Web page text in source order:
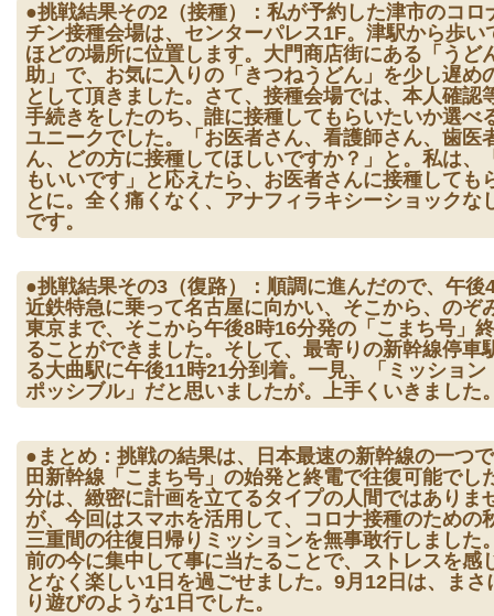
●挑戦結果その2（接種）：私が予約した津市のコロ
チン接種会場は、センターパレス1F。津駅から歩い
ほどの場所に位置します。大門商店街にある「うど
助」で、お気に入りの「きつねうどん」を少し遅め
として頂きました。さて、接種会場では、本人確認
手続きをしたのち、誰に接種してもらいたいか選べ
ユニークでした。「お医者さん、看護師さん、歯医
ん、どの方に接種してほしいですか？」と。私は、
もいいです」と応えたら、お医者さんに接種しても
とに。全く痛くなく、アナフィラキシーショックな
です。
●挑戦結果その3（復路）：順調に進んだので、午後
近鉄特急に乗って名古屋に向かい、そこから、のぞ
東京まで、そこから午後8時16分発の「こまち号」
ることができました。そして、最寄りの新幹線停車
る大曲駅に午後11時21分到着。一見、「ミッション
ポッシブル」だと思いましたが。上手くいきました
●まとめ：挑戦の結果は、日本最速の新幹線の一つ
田新幹線「こまち号」の始発と終電で往復可能でし
分は、緻密に計画を立てるタイプの人間ではありま
が、今回はスマホを活用して、コロナ接種のための
三重間の往復日帰りミッションを無事敢行しました
前の今に集中して事に当たることで、ストレスを感
となく楽しい1日を過ごせました。9月12日は、まさ
り遊びのような1日でした。